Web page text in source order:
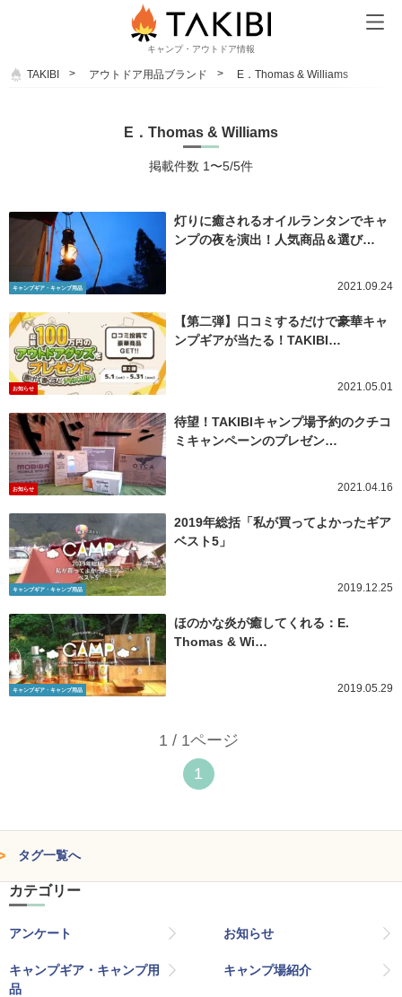
キャンプ・アウトドア情報
TAKIBI アウトドア用品ブランド E．Thomas & Williams
E．Thomas & Williams
掲載件数 1〜5/5件
キャンプギア・キャンプ用品
灯りに癒されるオイルランタンでキャ
ンプの夜を演出！人気商品＆選び…
2021.09.24
お知らせ
【第二弾】口コミするだけで豪華キャ
ンプギアが当たる！TAKIBI…
2021.05.01
お知らせ
待望！TAKIBIキャンプ場予約のクチコ
ミキャンペーンのプレゼン…
2021.04.16
キャンプギア・キャンプ用品
2019年総括「私が買ってよかったギア
ベスト5」
2019.12.25
キャンプギア・キャンプ用品
ほのかな炎が癒してくれる：E.
Thomas & Wi…
2019.05.29
1 / 1ページ
1
タグ一覧へ
カテゴリー
アンケート お知らせ
キャンプギア・キャンプ用
品
キャンプ場紹介